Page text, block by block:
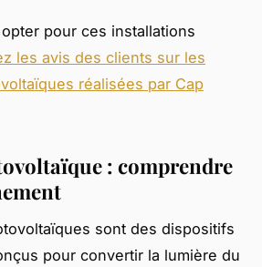
pour ces installations
les avis des clients sur les
réalisées par Cap
: comprendre
sont des dispositifs
pour convertir la lumière du